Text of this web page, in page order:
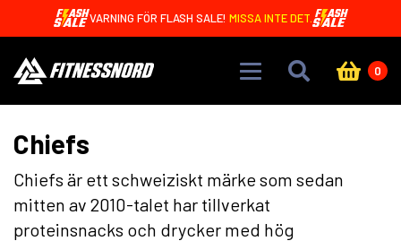
Skip to main contentVARNING FÖR FLASH SALE! MISSA INTE DET.
0
Chiefs
Chiefs är ett schweiziskt märke som sedan
mitten av 2010-talet har tillverkat
proteinsnacks och drycker med hög